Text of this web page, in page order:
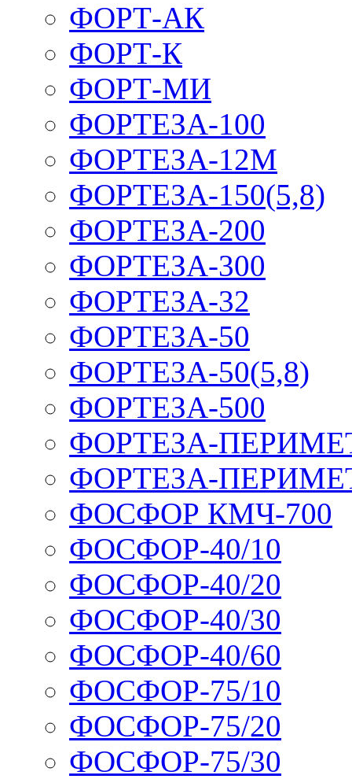
ФОРТ-АК
ФОРТ-К
ФОРТ-МИ
ФОРТЕЗА-100
ФОРТЕЗА-12М
ФОРТЕЗА-150(5,8)
ФОРТЕЗА-200
ФОРТЕЗА-300
ФОРТЕЗА-32
ФОРТЕЗА-50
ФОРТЕЗА-50(5,8)
ФОРТЕЗА-500
ФОРТЕЗА-
ФОРТЕЗА-
ФОСФОР КМЧ-700
ФОСФОР-40/10
ФОСФОР-40/20
ФОСФОР-40/30
ФОСФОР-40/60
ФОСФОР-75/10
ФОСФОР-75/20
ФОСФОР-75/30